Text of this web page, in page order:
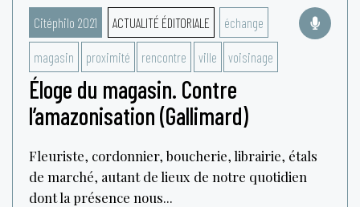
Citéphilo 2021 ACTUALITÉ ÉDITORIALE échange
magasin proximité rencontre ville voisinage
Éloge du magasin. Contre
l’amazonisation (Gallimard)
Fleuriste, cordonnier, boucherie, librairie, étals
de marché, autant de lieux de notre quotidien
dont la présence nous...